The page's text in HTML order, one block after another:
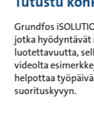
Grundfos
jotka hyödyntävät
luotettavuutta,
videolta
helpottaa
suorituskyvyn.